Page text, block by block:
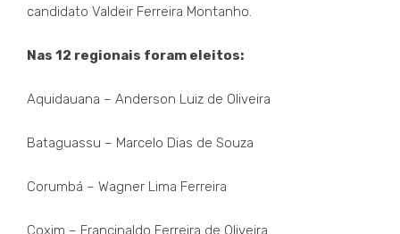
candidato Valdeir Ferreira Montanho.
Nas 12 regionais foram eleitos:
Aquidauana – Anderson Luiz de Oliveira
Bataguassu – Marcelo Dias de Souza
Corumbá – Wagner Lima Ferreira
Coxim – Francinaldo Ferreira de Oliveira